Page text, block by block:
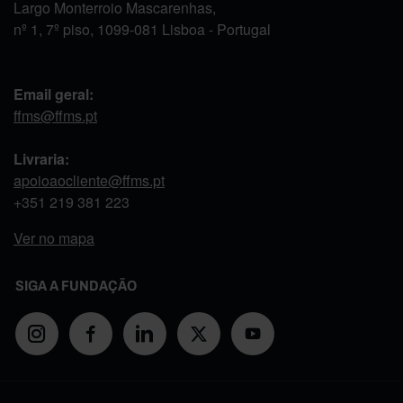
Largo Monterroio Mascarenhas,
nº 1, 7º piso, 1099-081 Lisboa - Portugal
Email geral:
ffms@ffms.pt
Livraria:
apoioaocliente@ffms.pt
+351 219 381 223
Ver no mapa
SIGA A FUNDAÇÃO